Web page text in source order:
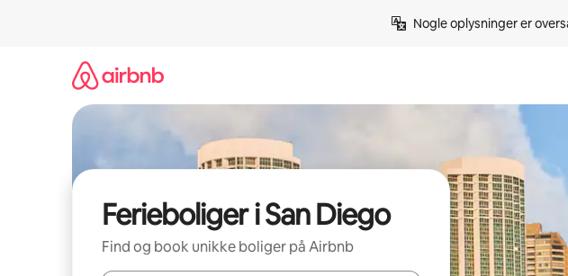
Nogle oplysninger er
Ferieboliger i San Diego
Find og book unikke boliger på Airbnb